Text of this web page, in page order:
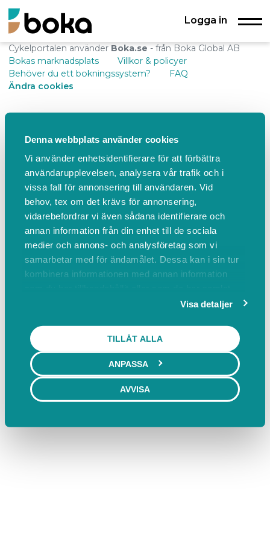
Denna webbplats använder cookies
Vi använder enhetsidentifierare för att förbättra
användarupplevelsen, analysera vår trafik och i
vissa fall för annonsering till användaren. Vid
behov, tex om det krävs för annonsering,
vidarebefordrar vi även sådana identifierare och
annan information från din enhet till de sociala
medier och annons- och analysföretag som vi
samarbetar med för ändamålet. Dessa kan i sin tur
kombinera informationen med annan information
Visa detaljer
TILLÅT ALLA
ANPASSA
AVVISA
Logga in
Cykelportalen använder Boka.se - från Boka Global AB
Bokas marknadsplats
Villkor & policyer
Behöver du ett bokningssystem?
FAQ
Ändra cookies